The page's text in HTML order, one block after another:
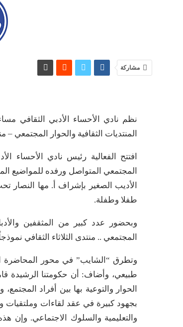
مشاركة
نظم نادي الأحساء الأدبي الثقافي
المنتديات الثقافية والحوار المجتمعي –
افتتح الفعالية رئيس نادي الأحساء
المجتمعي المتواصل ورفده للمواضيع
الأديب الصغير بإشراف أ. مها
طفلا وطفلة.
وبحضور عدد كبير من المثقفين
المجتمعي .. منتدى الثلاثاء الثقافي
وتطرق “الشايب” في محور المحاضرة
طبيعي، وأضاف: أن حكومتنا الرشيدة
الحوار والتوعية بها بين أفراد
بجهود كبيرة في عقد لقاءات وملتقيات
والتعليمية والسلوك الاجتماعي.